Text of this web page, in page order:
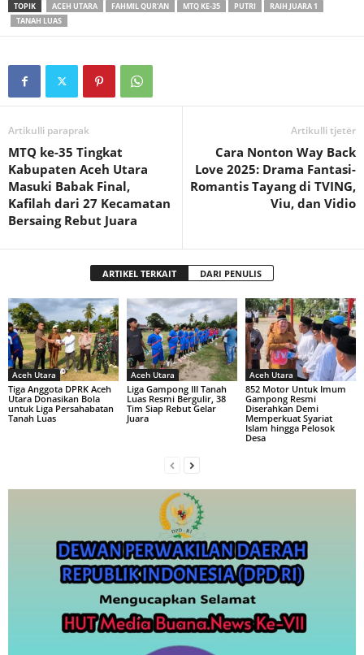
TOPIK ACEH UTARA FAHMIL QUR'AN MTQ KE-35 PUTRI
RAIH JUARA 1
TANAH LUAS
Artikulli paraprak
MTQ ke-35 Tingkat
Kabupaten Aceh Utara
Masuki Babak Final,
Kafilah dari 27 Kecamatan
Bersaing Rebut Juara
Artikulli tjetër
Cara Nonton Way Back
Love 2025: Drama Fantasi-
Romantis Tayang di TVING,
Viu, dan Vidio
ARTIKEL TERKAIT DARI PENULIS
Aceh Utara
Tiga Anggota DPRK Aceh
Utara Donasikan Bola
untuk Liga Persahabatan
Tanah Luas
Aceh Utara
Liga Gampong III Tanah
Luas Resmi Bergulir, 38
Tim Siap Rebut Gelar
Juara
Aceh Utara
852 Motor Untuk Imum
Gampong Resmi
Diserahkan Demi
Memperkuat Syariat
Islam hingga Pelosok
Desa